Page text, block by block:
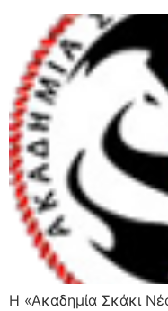
Η «Ακαδημία Σκάκι